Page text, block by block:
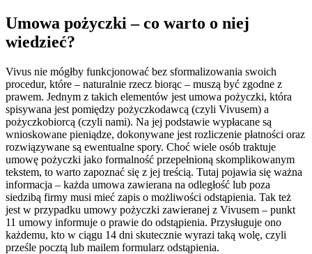
Umowa pożyczki – co warto o niej
wiedzieć?
Vivus nie mógłby funkcjonować bez sformalizowania swoich
procedur, które – naturalnie rzecz biorąc – muszą być zgodne z
prawem. Jednym z takich elementów jest umowa pożyczki, która
spisywana jest pomiędzy pożyczkodawcą (czyli Vivusem) a
pożyczkobiorcą (czyli nami). Na jej podstawie wypłacane są
wnioskowane pieniądze, dokonywane jest rozliczenie płatności oraz
rozwiązywane są ewentualne spory. Choć wiele osób traktuje
umowę pożyczki jako formalność przepełnioną skomplikowanym
tekstem, to warto zapoznać się z jej treścią. Tutaj pojawia się ważna
informacja – każda umowa zawierana na odległość lub poza
siedzibą firmy musi mieć zapis o możliwości odstąpienia. Tak też
jest w przypadku umowy pożyczki zawieranej z Vivusem – punkt
11 umowy informuje o prawie do odstąpienia. Przysługuje ono
każdemu, kto w ciągu 14 dni skutecznie wyrazi taką wolę, czyli
prześle pocztą lub mailem formularz odstąpienia.